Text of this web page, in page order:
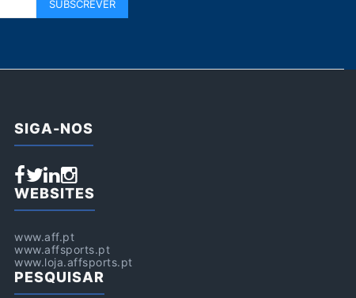
SIGA-NOS
WEBSITES
www.aff.pt
www.affsports.pt
www.loja.affsports.pt
PESQUISAR